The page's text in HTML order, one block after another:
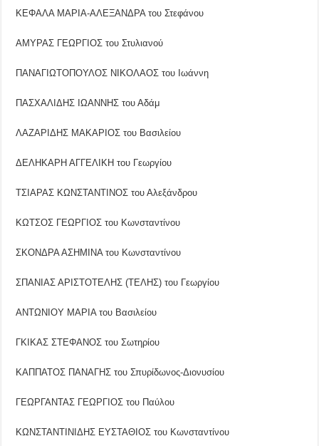
ΚΕΦΑΛΑ ΜΑΡΙΑ-ΑΛΕΞΑΝΔΡΑ του Στεφάνου
ΑΜΥΡΑΣ ΓΕΩΡΓΙΟΣ του Στυλιανού
ΠΑΝΑΓΙΩΤΟΠΟΥΛΟΣ ΝΙΚΟΛΑΟΣ του Ιωάννη
ΠΑΣΧΑΛΙΔΗΣ ΙΩΑΝΝΗΣ του Αδάμ
ΛΑΖΑΡΙΔΗΣ ΜΑΚΑΡΙΟΣ του Βασιλείου
ΔΕΛΗΚΑΡΗ ΑΓΓΕΛΙΚΗ του Γεωργίου
ΤΣΙΑΡΑΣ ΚΩΝΣΤΑΝΤΙΝΟΣ του Αλεξάνδρου
ΚΩΤΣΟΣ ΓΕΩΡΓΙΟΣ του Κωνσταντίνου
ΣΚΟΝΔΡΑ ΑΣΗΜΙΝΑ του Κωνσταντίνου
ΣΠΑΝΙΑΣ ΑΡΙΣΤΟΤΕΛΗΣ (ΤΕΛΗΣ) του Γεωργίου
ΑΝΤΩΝΙΟΥ ΜΑΡΙΑ του Βασιλείου
ΓΚΙΚΑΣ ΣΤΕΦΑΝΟΣ του Σωτηρίου
ΚΑΠΠΑΤΟΣ ΠΑΝΑΓΗΣ του Σπυρίδωνος-Διονυσίου
ΓΕΩΡΓΑΝΤΑΣ ΓΕΩΡΓΙΟΣ του Παύλου
ΚΩΝΣΤΑΝΤΙΝΙΔΗΣ ΕΥΣΤΑΘΙΟΣ του Κωνσταντίνου